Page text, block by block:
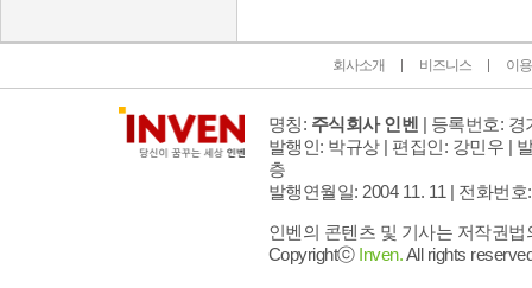
회사소개 비즈니스 이
명칭: 주식회사 인벤 | 등록번호: 경
발행인: 박규상 | 편집인: 강민우 |
층
발행연월일: 2004 11. 11 | 전화번호
인벤의 콘텐츠 및 기사는 저작권
Copyrightⓒ Inven.All rights